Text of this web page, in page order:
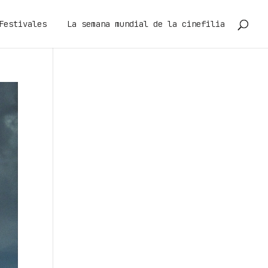
La semana mundial de la cinefilia